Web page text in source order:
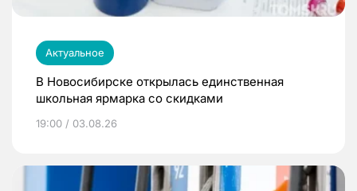
Актуальное
В Новосибирске открылась единственная
школьная ярмарка со скидками
19:00 / 03.08.26